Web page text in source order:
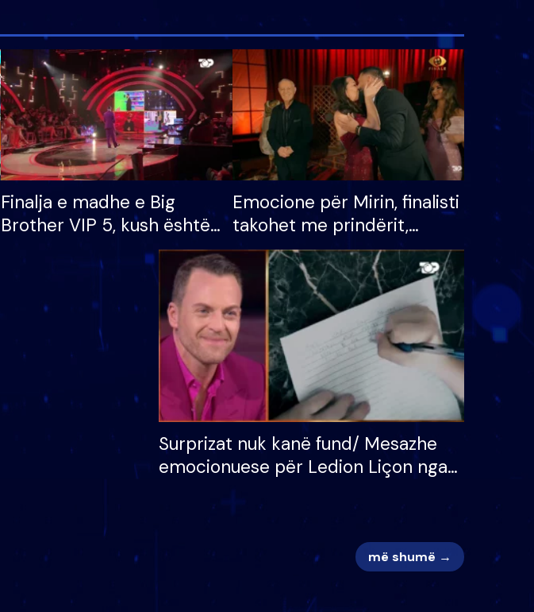
Finalja e madhe e Big
Brother VIP 5, kush është
banori i parë që lë shtëpinë
dhe humb mundësinë për
të fituar çmimin e madh
Emocione për Mirin, finalisti
takohet me prindërit,
vajzën dhe bashkëshorten:
S’kemi ndonjë letër divorci
apo jo?
Surprizat nuk kanë fund/ Mesazhe
emocionuese për Ledion Liçon nga
më shumë →